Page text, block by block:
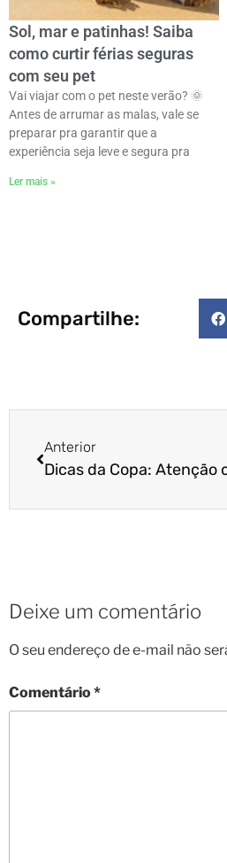
Sol, mar e patinhas! Saiba
como curtir férias seguras
com seu pet
Vai viajar com o pet neste verão? 🌞
Antes de arrumar as malas, vale se
preparar pra garantir que a
experiência seja leve e segura pra
Ler mais »
Compartilhe:
Anterior
Dicas da Copa: Atenção
Deixe um comentário
O seu endereço de e-mail não
Comentário*